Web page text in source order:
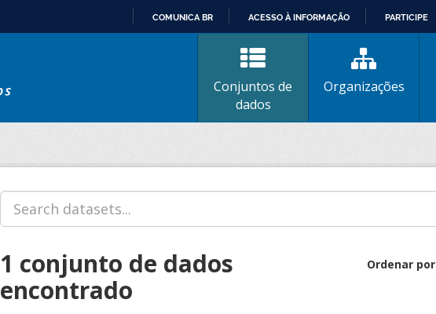
CONTEÚDO
COMUNICA BR ACESSO À INFORMAÇÃO PARTICIPE
Conjuntos de
dados
Organizações
Ordenar por
1 conjunto de dados
encontrado